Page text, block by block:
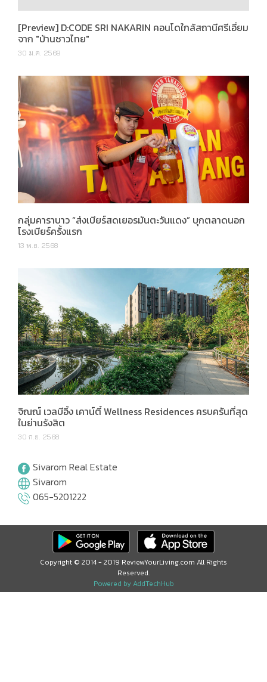
[Preview] D:CODE SRI NAKARIN คอนโดใกล้สถานีศรีเอี่ยม
จาก "บ้านชาวไทย"
30 ม.ค. 2569
กลุ่มคาราบาว “ส่งเบียร์สดเยอรมันตะวันแดง” บุกตลาดนอก
โรงเบียร์ครั้งแรก
13 พ.ย. 2568
จิณณ์ เวลบีอิ้ง เคาน์ตี้ Wellness Residences ครบครันที่สุด
ในย่านรังสิต
30 ก.ย. 2568
Sivarom Real Estate
Sivarom
065-5201222
Copyright © 2014 - 2019 ReviewYourLiving.com All Rights
Reserved.
Powered by AddTechHub